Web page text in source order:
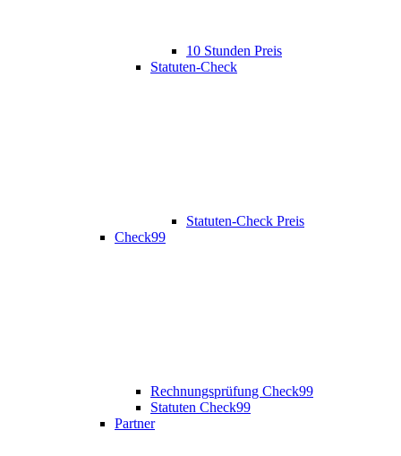
10 Stunden Preis
Statuten-Check
Statuten-Check Preis
Check99
Rechnungsprüfung Check99
Statuten Check99
Partner